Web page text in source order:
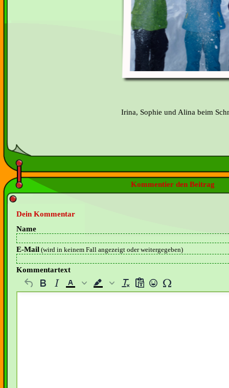
Irina, Sophie und Alina beim
Kommentier den Beitrag
Dein Kommentar
Name
E-Mail (wird in keinem Fall angezeigt oder weitergegeben)
Kommentartext